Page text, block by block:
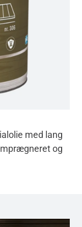
med lang
og